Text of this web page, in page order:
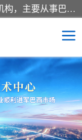
*是一家的测试、评估、检查与认机构，主要从事巴西NR10认证、NR12认证、NR13认证；ANATEL认证、INMTRO认证，欧盟CE认证：MD认证，PED认证，MID认证，ATEX认证，德国蓝色天使认证。
认证
认证
认证